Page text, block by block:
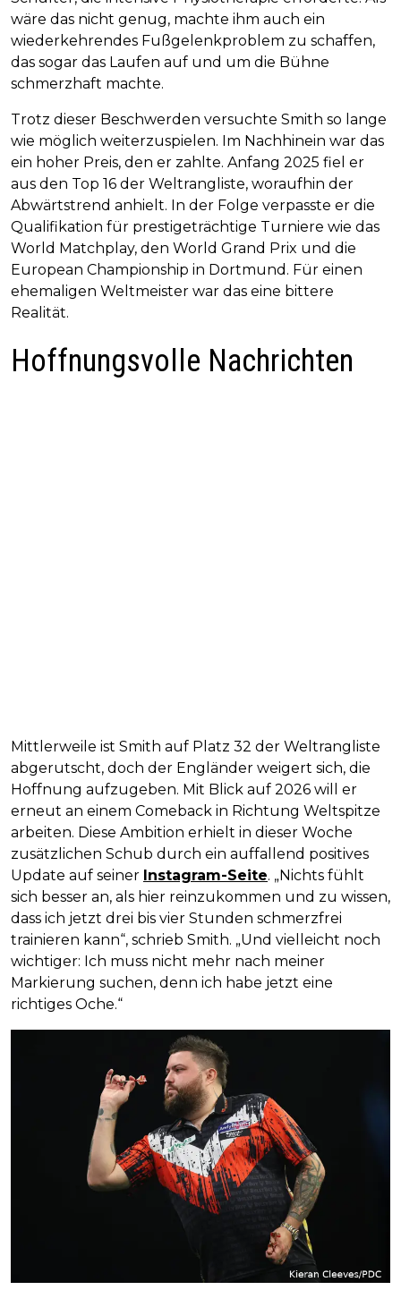
wäre das nicht genug, machte ihm auch ein
wiederkehrendes Fußgelenkproblem zu schaffen,
das sogar das Laufen auf und um die Bühne
schmerzhaft machte.
Trotz dieser Beschwerden versuchte Smith so lange
wie möglich weiterzuspielen. Im Nachhinein war das
ein hoher Preis, den er zahlte. Anfang 2025 fiel er
aus den Top 16 der Weltrangliste, woraufhin der
Abwärtstrend anhielt. In der Folge verpasste er die
Qualifikation für prestigeträchtige Turniere wie das
World Matchplay, den World Grand Prix und die
European Championship in Dortmund. Für einen
ehemaligen Weltmeister war das eine bittere
Realität.
Hoffnungsvolle Nachrichten
Mittlerweile ist Smith auf Platz 32 der Weltrangliste
abgerutscht, doch der Engländer weigert sich, die
Hoffnung aufzugeben. Mit Blick auf 2026 will er
erneut an einem Comeback in Richtung Weltspitze
arbeiten. Diese Ambition erhielt in dieser Woche
zusätzlichen Schub durch ein auffallend positives
Update auf seiner Instagram-Seite. „Nichts fühlt
sich besser an, als hier reinzukommen und zu wissen,
dass ich jetzt drei bis vier Stunden schmerzfrei
trainieren kann“, schrieb Smith. „Und vielleicht noch
wichtiger: Ich muss nicht mehr nach meiner
Markierung suchen, denn ich habe jetzt eine
richtiges Oche.“